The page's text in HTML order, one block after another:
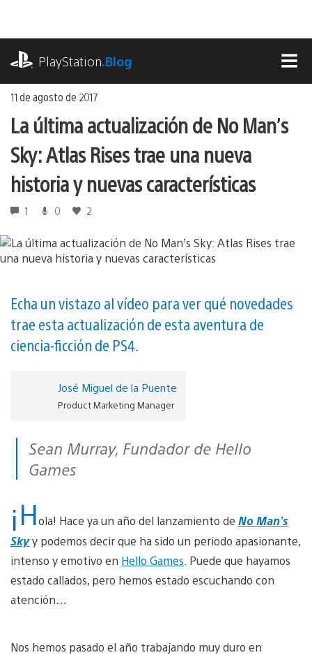
contenido
PlayStation.Blog
11 de agosto de 2017
La última actualización de No Man’s
Sky: Atlas Rises trae una nueva
historia y nuevas características
1 0 2
Echa un vistazo al vídeo para ver qué novedades
trae esta actualización de esta aventura de
ciencia-ficción de PS4.
José Miguel de la Puente
Product Marketing Manager
Sean Murray, Fundador de Hello
Games
¡Hola! Hace ya un año del lanzamiento de No Man’s
Skyy podemos decir que ha sido un periodo apasionante,
intenso y emotivo en Hello Games . Puede que hayamos
estado callados, pero hemos estado escuchando con
atención…
Nos hemos pasado el año trabajando muy duro en